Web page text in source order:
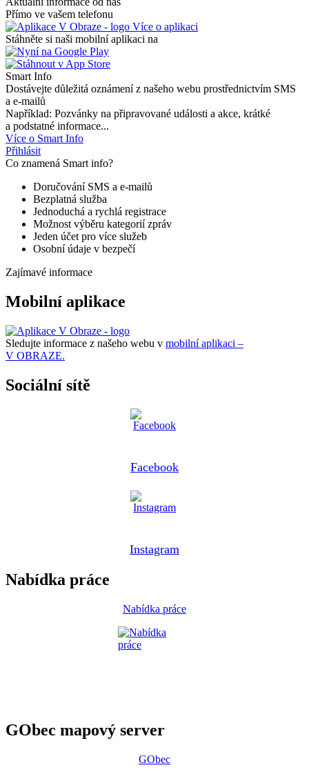
Přímo ve vašem telefonu
Více o aplikaci
Stáhněte si naši mobilní aplikaci na
Smart Info
Dostávejte důležitá oznámení z našeho webu prostřednictvím SMS
a e-mailů
Například: Pozvánky na připravované události a akce, krátké
a podstatné informace...
Více o Smart Info
Přihlásit
Co znamená Smart info?
Doručování SMS a e-mailů
Bezplatná služba
Jednoduchá a rychlá registrace
Možnost výběru kategorií zpráv
Jeden účet pro více služeb
Osobní údaje v bezpečí
Zajímavé informace
Mobilní aplikace
Sledujte informace z našeho webu v mobilní aplikaci –
V OBRAZE.
Sociální sítě
Facebook
Instagram
Nabídka práce
Nabídka práce
GObec mapový server
GObec